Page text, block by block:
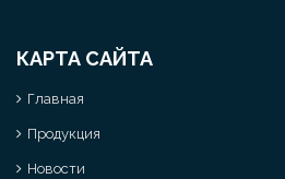
КАРТА САЙТА
Главная
Продукция
Новости